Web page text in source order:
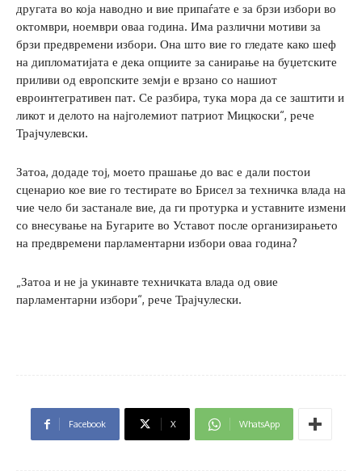
другата во која наводно и вие припаѓате е за брзи избори во
октомври, ноември оваа година. Има различни мотиви за
брзи предвремени избори. Она што вие го гледате како шеф
на дипломатијата е дека опциите за санирање на буџетските
приливи од европските земји е врзано со нашиот
евроинтегративен пат. Се разбира, тука мора да се заштити и
ликот и делото на најголемиот патриот Мицкоски“, рече
Трајчулевски.
Затоа, додаде тој, моето прашање до вас е дали постои
сценарио кое вие го тестирате во Брисел за техничка влада на
чие чело би застанале вие, да ги протурка и уставните измени
со внесување на Бугарите во Уставот после организирањето
на предвремени парламентарни избори оваа година?
„Затоа и не ја укинавте техничката влада од овие
парламентарни избори“, рече Трајчулески.
Facebook X WhatsApp